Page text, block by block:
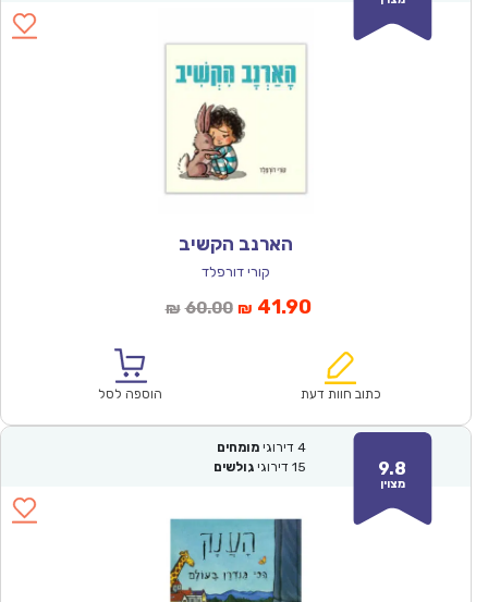
הארנב הקשיב
קורי דורפלד
₪ 60.00המחיר
₪60.00.
₪ 41.90המחיר
הוא:
כתוב חוות דעת הוספה לסל
9.8
מצוין
4 דירוגי מומחים
15 דירוגי גולשים